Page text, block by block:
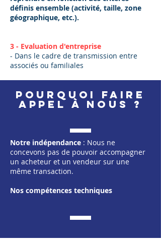
définis ensemble (activité, taille, zone
géographique, etc.).
3 - Evaluation d'entreprise
- Dans le cadre de transmission entre
associés ou familiales
Pourquoi faire
appel à nous ?
Notre indépendance : Nous ne
concevons pas de pouvoir accompagner
un acheteur et un vendeur sur une
même transaction.
Nos compétences techniques